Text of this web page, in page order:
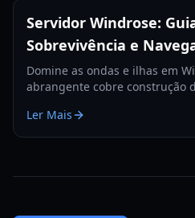
Servidor Windrose:
Sobrevivência e
Domine as ondas e ilhas em
abrangente cobre construção
Ler Mais